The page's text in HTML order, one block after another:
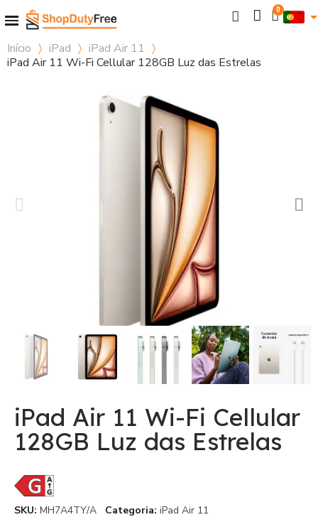
Início iPad
iPad Air 11
iPad Air 11 Wi-Fi Cellular 128GB Luz das Estrelas
iPad Air 11 Wi-Fi Cellular
128GB Luz das Estrelas
SKU MH7A4TY/A Categoria iPad Air 11